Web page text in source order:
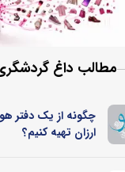
مطالب داغ
چگونه از یک دفتر
ارزان تهیه کنیم؟